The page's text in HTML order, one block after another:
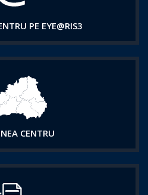
PE EYE@RIS3
CENTRU